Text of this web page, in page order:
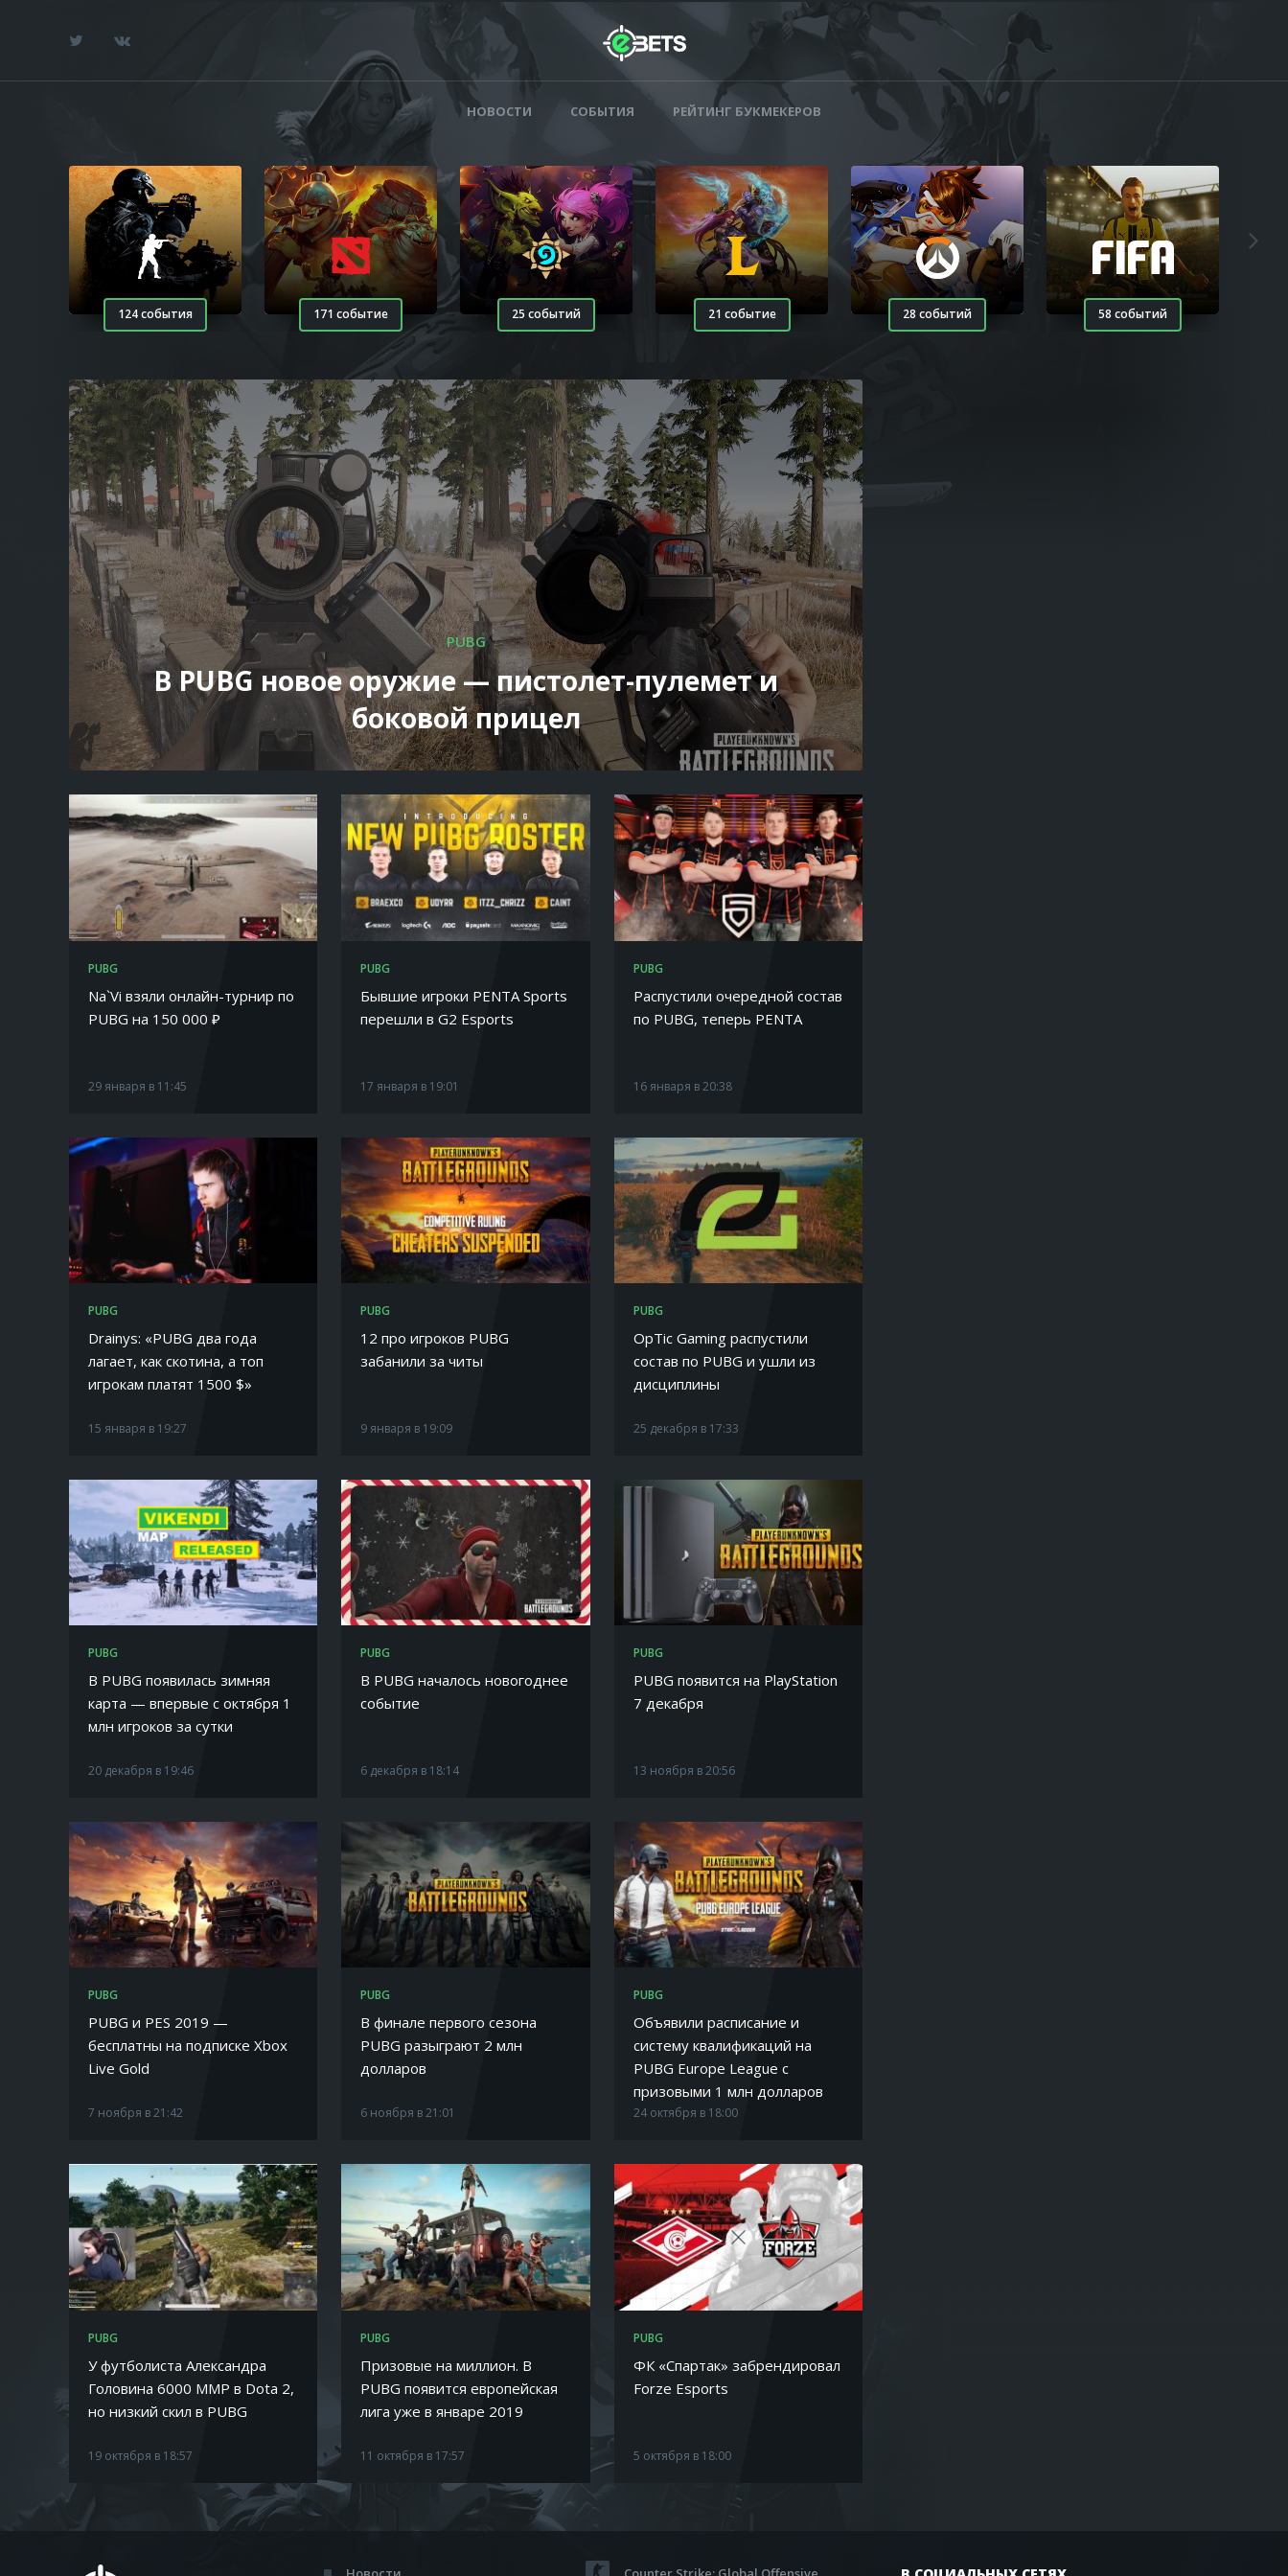
НОВОСТИ СОБЫТИЯ РЕЙТИНГ БУКМЕКЕРОВ
124 события 171 событие 25 событий 21 событие 28 событий 58 событий
PUBG
В PUBG новое оружие — пистолет-пулемет и
боковой прицел
PUBG
Na`Vi взяли онлайн-турнир по
PUBG на 150 000 ₽
29 января в 11:45
PUBG
Бывшие игроки PENTA Sports
перешли в G2 Esports
17 января в 19:01
PUBG
Распустили очередной состав
по PUBG, теперь PENTA
16 января в 20:38
PUBG
Drainys: «PUBG два года
лагает, как скотина, а топ
игрокам платят 1500 $»
15 января в 19:27
PUBG
12 про игроков PUBG
забанили за читы
9 января в 19:09
PUBG
OpTic Gaming распустили
состав по PUBG и ушли из
дисциплины
25 декабря в 17:33
PUBG
В PUBG появилась зимняя
карта — впервые с октября 1
млн игроков за сутки
20 декабря в 19:46
PUBG
В PUBG началось новогоднее
событие
6 декабря в 18:14
PUBG
PUBG появится на PlayStation
7 декабря
13 ноября в 20:56
PUBG
PUBG и PES 2019 —
бесплатны на подписке Xbox
Live Gold
7 ноября в 21:42
PUBG
В финале первого сезона
PUBG разыграют 2 млн
долларов
6 ноября в 21:01
PUBG
Объявили расписание и
систему квалификаций на
PUBG Europe League с
призовыми 1 млн долларов
24 октября в 18:00
PUBG
У футболиста Александра
Головина 6000 ММР в Dota 2,
но низкий скил в PUBG
19 октября в 18:57
PUBG
Призовые на миллион. В
PUBG появится европейская
лига уже в январе 2019
11 октября в 17:57
PUBG
ФК «Спартак» забрендировал
Forze Esports
5 октября в 18:00